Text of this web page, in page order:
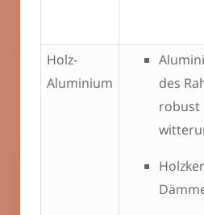
Holz-
Aluminium
des
robust